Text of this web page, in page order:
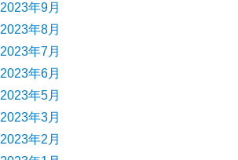
2023年9月
2023年8月
2023年7月
2023年6月
2023年5月
2023年3月
2023年2月